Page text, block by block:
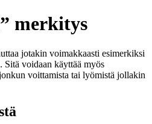
merkitys
jotakin voimakkaasti esimerkiksi
Sitä voidaan käyttää myös
voittamista tai lyömistä jollakin